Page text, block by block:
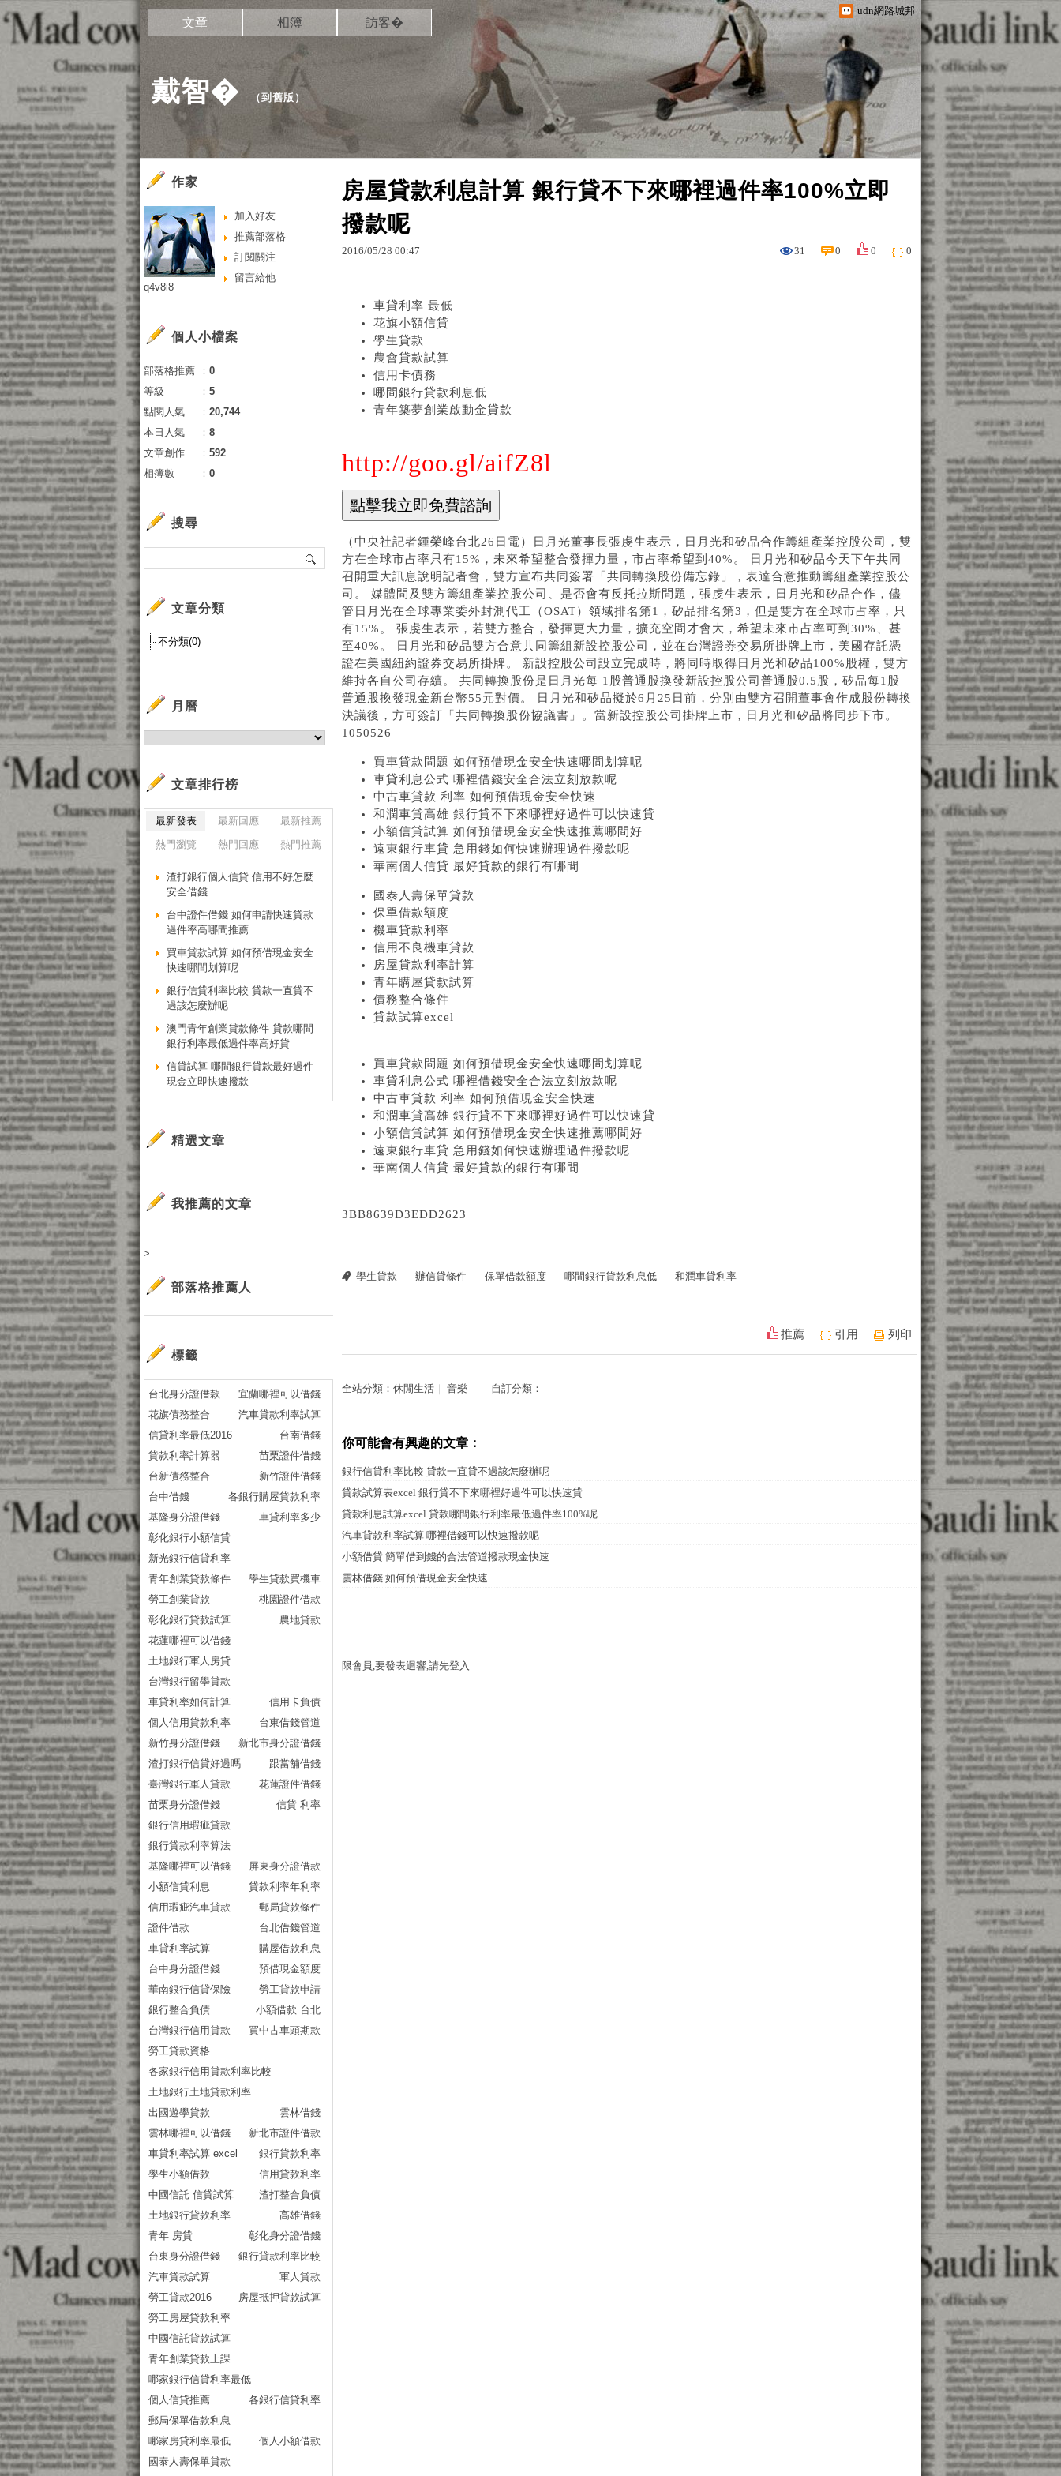
udn網路城邦
戴智� （到舊版 ）
文章 相簿 訪客�
房屋貸款利息計算 銀行貸不下來哪裡過件率100%立即
撥款呢
2016/05/28 00:47 31 0 0 0
車貸利率 最低
花旗小額信貸
學生貸款
農會貸款試算
信用卡債務
哪間銀行貸款利息低
青年築夢創業啟動金貸款
http://goo.gl/aifZ8l
（中央社記者鍾榮峰台北26日電）日月光董事長張虔生表示，日月光和矽品合作籌組產業控股公司，雙
方在全球市占率只有15%，未來希望整合發揮力量，市占率希望到40%。 日月光和矽品今天下午共同
召開重大訊息說明記者會，雙方宣布共同簽署「共同轉換股份備忘錄」，表達合意推動籌組產業控股公
司。 媒體問及雙方籌組產業控股公司、是否會有反托拉斯問題，張虔生表示，日月光和矽品合作，儘
管日月光在全球專業委外封測代工（OSAT）領域排名第1，矽品排名第3，但是雙方在全球市占率，只
有15%。 張虔生表示，若雙方整合，發揮更大力量，擴充空間才會大，希望未來市占率可到30%、甚
至40%。 日月光和矽品雙方合意共同籌組新設控股公司，並在台灣證券交易所掛牌上市，美國存託憑
證在美國紐約證券交易所掛牌。 新設控股公司設立完成時，將同時取得日月光和矽品100%股權，雙方
維持各自公司存續。 共同轉換股份是日月光每 1股普通股換發新設控股公司普通股0.5股，矽品每1股
普通股換發現金新台幣55元對價。 日月光和矽品擬於6月25日前，分別由雙方召開董事會作成股份轉換
決議後，方可簽訂「共同轉換股份協議書」。當新設控股公司掛牌上市，日月光和矽品將同步下市。
1050526
買車貸款問題 如何預借現金安全快速哪間划算呢
車貸利息公式 哪裡借錢安全合法立刻放款呢
中古車貸款 利率 如何預借現金安全快速
和潤車貸高雄 銀行貸不下來哪裡好過件可以快速貸
小額信貸試算 如何預借現金安全快速推薦哪間好
遠東銀行車貸 急用錢如何快速辦理過件撥款呢
華南個人信貸 最好貸款的銀行有哪間
國泰人壽保單貸款
保單借款額度
機車貸款利率
信用不良機車貸款
房屋貸款利率計算
青年購屋貸款試算
債務整合條件
貸款試算excel
買車貸款問題 如何預借現金安全快速哪間划算呢
車貸利息公式 哪裡借錢安全合法立刻放款呢
中古車貸款 利率 如何預借現金安全快速
和潤車貸高雄 銀行貸不下來哪裡好過件可以快速貸
小額信貸試算 如何預借現金安全快速推薦哪間好
遠東銀行車貸 急用錢如何快速辦理過件撥款呢
華南個人信貸 最好貸款的銀行有哪間
3BB8639D3EDD2623
學生貸款 辦信貸條件 保單借款額度 哪間銀行貸款利息低 和潤車貸利率
推薦 引用 列印
全站分類： 休閒生活 音樂 自訂分類：
你可能會有興趣的文章：
銀行信貸利率比較 貸款一直貸不過該怎麼辦呢
貸款試算表excel 銀行貸不下來哪裡好過件可以快速貸
貸款利息試算excel 貸款哪間銀行利率最低過件率100%呢
汽車貸款利率試算 哪裡借錢可以快速撥款呢
小額借貸 簡單借到錢的合法管道撥款現金快速
雲林借錢 如何預借現金安全快速
限會員,要發表迴響,請先登入
作家
加入好友
推薦部落格
訂閱關注
留言給他
q4v8i8
個人小檔案
部落格推薦 ： 0
等級
： 5
點閱人氣
： 20,744
本日人氣
： 8
文章創作
： 592
相簿數
： 0
搜尋
文章分類
不分類(0)
月曆
文章排行榜
最新發表 最新回應
最新推薦
熱門瀏覽
熱門回應 熱門推薦
渣打銀行個人信貸 信用不好怎麼
安全借錢
台中證件借錢 如何申請快速貸款
過件率高哪間推薦
買車貸款試算 如何預借現金安全
快速哪間划算呢
銀行信貸利率比較 貸款一直貸不
過該怎麼辦呢
澳門青年創業貸款條件 貸款哪間
銀行利率最低過件率高好貸
信貸試算 哪間銀行貸款最好過件
現金立即快速撥款
精選文章
我推薦的文章
>
部落格推薦人
標籤
台北身分證借款
宜蘭哪裡可以借錢
花旗債務整合
汽車貸款利率試算
信貸利率最低2016
台南借錢
貸款利率計算器
苗栗證件借錢
台新債務整合
新竹證件借錢
台中借錢
各銀行購屋貸款利率
基隆身分證借錢
車貸利率多少
彰化銀行小額信貸
新光銀行信貸利率
青年創業貸款條件
學生貸款買機車
勞工創業貸款
桃園證件借款
彰化銀行貸款試算
農地貸款
花蓮哪裡可以借錢
土地銀行軍人房貸
台灣銀行留學貸款
車貸利率如何計算
信用卡負債
個人信用貸款利率
台東借錢管道
新竹身分證借錢
新北市身分證借錢
渣打銀行信貸好過嗎
跟當舖借錢
臺灣銀行軍人貸款
花蓮證件借錢
苗栗身分證借錢
信貸 利率
銀行信用瑕疵貸款
銀行貸款利率算法
基隆哪裡可以借錢
屏東身分證借款
小額信貸利息
貸款利率年利率
信用瑕疵汽車貸款
郵局貸款條件
證件借款
台北借錢管道
車貸利率試算
購屋借款利息
台中身分證借錢
預借現金額度
華南銀行信貸保險
勞工貸款申請
銀行整合負債
小額借款 台北
台灣銀行信用貸款
買中古車頭期款
勞工貸款資格
各家銀行信用貸款利率比較
土地銀行土地貸款利率
出國遊學貸款
雲林借錢
雲林哪裡可以借錢
新北市證件借款
車貸利率試算 excel
銀行貸款利率
學生小額借款
信用貸款利率
中國信託 信貸試算
渣打整合負債
土地銀行貸款利率
高雄借錢
青年 房貸
彰化身分證借錢
台東身分證借錢
銀行貸款利率比較
汽車貸款試算
軍人貸款
勞工貸款2016
房屋抵押貸款試算
勞工房屋貸款利率
中國信託貸款試算
青年創業貸款上課
哪家銀行信貸利率最低
個人信貸推薦
各銀行信貸利率
郵局保單借款利息
哪家房貸利率最低
個人小額借款
國泰人壽保單貸款